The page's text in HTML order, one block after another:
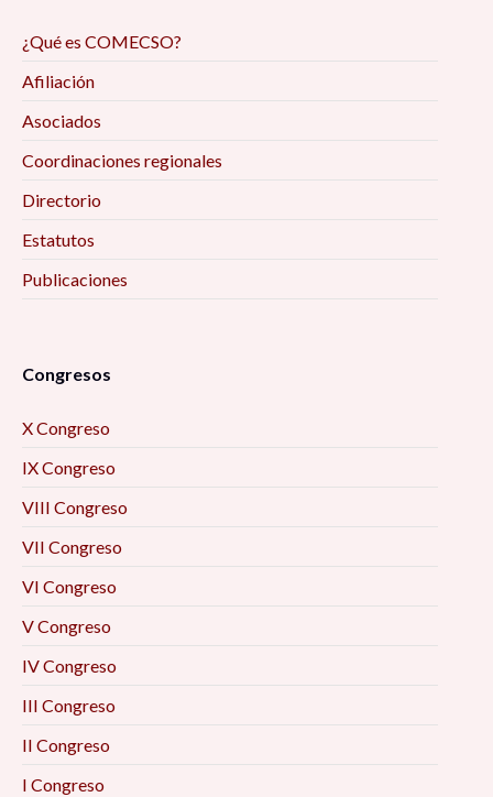
¿Qué es COMECSO?
Afiliación
Asociados
Coordinaciones regionales
Directorio
Estatutos
Publicaciones
Congresos
X Congreso
IX Congreso
VIII Congreso
VII Congreso
VI Congreso
V Congreso
IV Congreso
III Congreso
II Congreso
I Congreso